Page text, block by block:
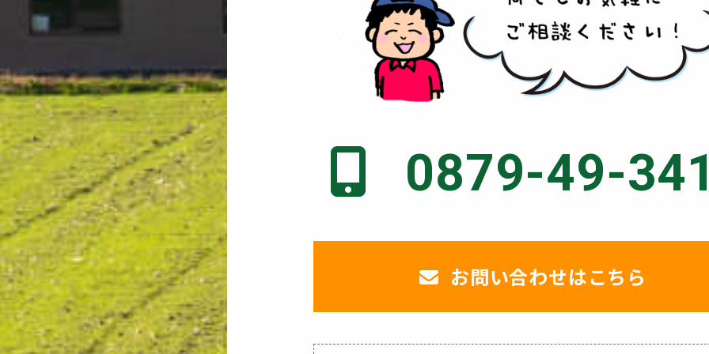
0879-49-
お問い合わせはこちら